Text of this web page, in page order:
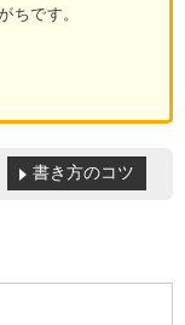
ちです。
書き方のコツ